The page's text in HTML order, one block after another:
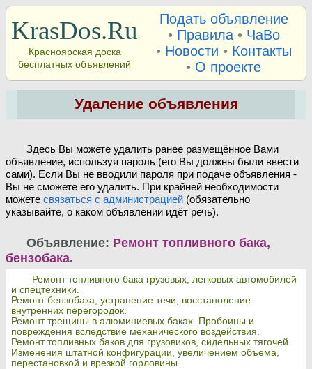
KrasDos.Ru
Красноярская доска
бесплатных объявлений
Подать объявление
• Правила• ЧаВо
• Новости • Контакты
• О проекте
Удаление объявления
Здесь Вы можете удалить ранее размещённое Вами
объявление, используя пароль (его Вы должны были ввести
сами). Если Вы не вводили пароля при подаче объявления -
Вы не сможете его удалить. При крайней необходимости
можете связаться с администрацией(обязательно
указывайте, о каком объявлении идёт речь).
Объявление: Ремонт топливного бака,
бензобака.
Ремонт топливного бака грузовых, легковых автомобилей
и спецтехники.
Ремонт бензобака, устранение течи, восстаноление
внутренних перегородок.
Ремонт трещины в алюминиевых баках. Пробоины и
повреждения вследствие механического воздействия.
Ремонт топливных баков для грузовиков, сидельных тягочей.
Изменения штатной конфигурации, увеличением объема,
перестановкой и врезкой горловины.